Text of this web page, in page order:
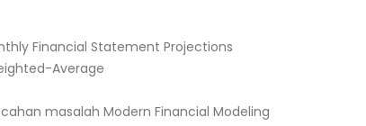
Financial Statement Projections
Average
masalah Modern Financial Modeling